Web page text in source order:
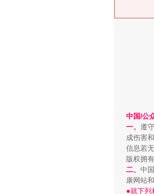
中国/公
一、 遵
成伤害
信息若
版权拥
二、 中
康网站
●就下